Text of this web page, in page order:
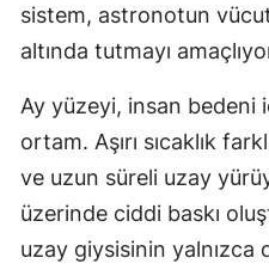
sistem, astronotun vücut
altında tutmayı
Ay yüzeyi, insan
ortam. Aşırı sıcaklık
ve uzun süreli uzay
üzerinde ciddi baskı
uzay giysisinin yalnızca